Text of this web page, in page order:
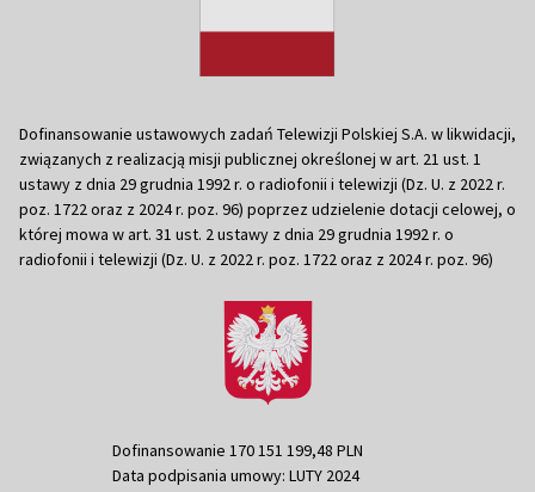
Dofinansowanie ustawowych zadań Telewizji Polskiej S.A. w likwidacji,
związanych z realizacją misji publicznej określonej w art. 21 ust. 1
ustawy z dnia 29 grudnia 1992 r. o radiofonii i telewizji (Dz. U. z 2022 r.
poz. 1722 oraz z 2024 r. poz. 96) poprzez udzielenie dotacji celowej, o
której mowa w art. 31 ust. 2 ustawy z dnia 29 grudnia 1992 r. o
radiofonii i telewizji (Dz. U. z 2022 r. poz. 1722 oraz z 2024 r. poz. 96)
Dofinansowanie 170 151 199,48 PLN
Data podpisania umowy: LUTY 2024